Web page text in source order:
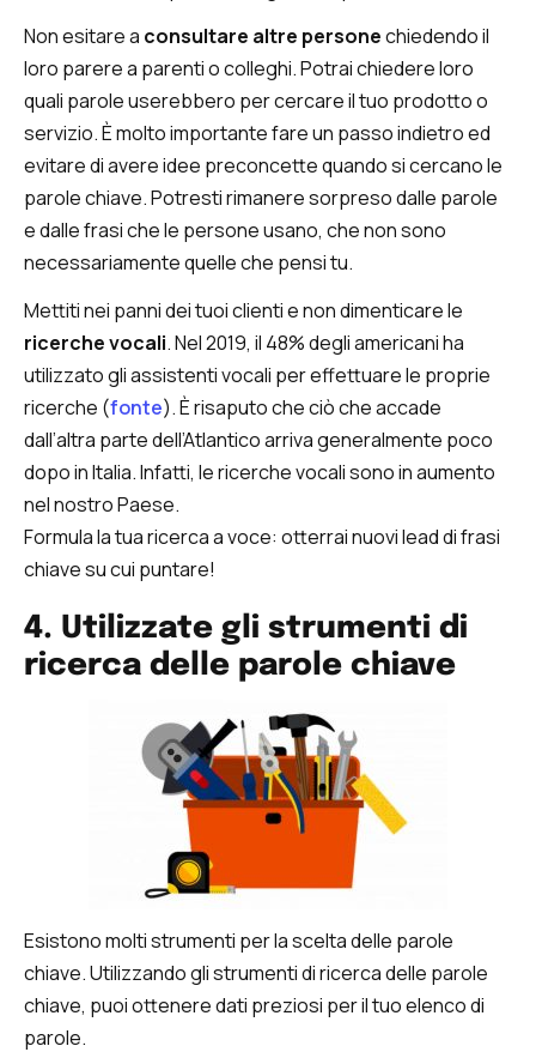
Non esitare a consultare altre personechiedendo il
loro parere a parenti o colleghi. Potrai chiedere loro
quali parole userebbero per cercare il tuo prodotto o
servizio. È molto importante fare un passo indietro ed
evitare di avere idee preconcette quando si cercano le
parole chiave. Potresti rimanere sorpreso dalle parole
e dalle frasi che le persone usano, che non sono
necessariamente quelle che pensi tu.
Mettiti nei panni dei tuoi clienti e non dimenticare le
ricerche vocali. Nel 2019, il 48% degli americani ha
utilizzato gli assistenti vocali per effettuare le proprie
ricerche (fonte). È risaputo che ciò che accade
dall’altra parte dell’Atlantico arriva generalmente poco
dopo in Italia. Infatti, le ricerche vocali sono in aumento
nel nostro Paese.
Formula la tua ricerca a voce: otterrai nuovi lead di frasi
chiave su cui puntare!
4. Utilizzate gli strumenti di
ricerca delle parole chiave
Esistono molti strumenti per la scelta delle parole
chiave. Utilizzando gli strumenti di ricerca delle parole
chiave, puoi ottenere dati preziosi per il tuo elenco di
parole.